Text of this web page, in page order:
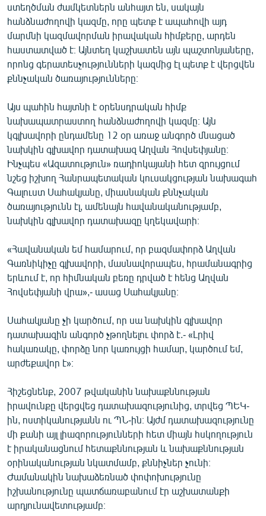
ստեղծման ժամկետներն անհայտ են, սակայն
հանձնաժողովի կազմը, որը պետք է ապահովի այդ
մարմնի կազմավորման իրավական հիմքերը, արդեն
հաստատված է։ Այնտեղ կաշխատեն այն պաշտոնյաները,
որոնց գերատեսչությունների կազմից էլ պետք է վերցվեն
քննչական ծառայությունները։
Այս պահին հայտնի է օրենսդրական հիմք
նախապատրաստող հանձնաժողովի կազմը։ Այն
կգլխավորի ընդամենը 12 օր առաջ անգործ մնացած
նախկին գլխավոր դատախազ Աղվան Հովսեփյանը։
Ինչպես «Ազատություն» ռադիոկայանի հետ զրույցում
նշեց իշխող Հանրապետական կուսակցության նախագահ
Գալուստ Սահակյանը, միասնական քննչական
ծառայությունն էլ, ամենայն հավանականությամբ,
նախկին գլխավոր դատախազը կղեկավարի։
«Հավանական եմ համարում, որ բազմափորձ Աղվան
Գառնիկիչը գլխավորի, մասնավորապես, հրամանագրից
երևում է, որ հիմնական բեռը դրված է հենց Աղվան
Հովսեփյանի վրա»,- ասաց Սահակյանը։
Սահակյանը չի կարծում, որ սա նախկին գլխավոր
դատախազին անգործ չթողնելու փորձ է.- «Լրիվ
հակառակը, փորձը նոր կառույցի համար, կարծում եմ,
արժեքավոր է»։
Հիշեցնենք, 2007 թվականին նախաքննության
իրավունքը վերցվեց դատախազությունից, տրվեց ՊԵԿ-
ին, ոստիկանությանն ու ՊՆ-ին։ Այժմ դատախազությունը
մի քանի այլ լիազորությունների հետ միայն հսկողություն
է իրականացնում հետաքննության և նախաքննության
օրինականության նկատմամբ, քննիչներ չունի։
Ժամանակին նախաձեռնած փոփոխությունը
իշխանությունը պատճառաբանում էր աշխատանքի
արդյունավետությամբ։